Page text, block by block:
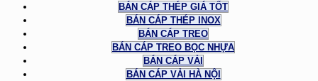
BÁN CÁP THÉP GIÁ TỐT
BÁN CÁP THÉP INOX
BÁN CÁP TREO
BÁN CÁP TREO BỌC NHỰA
BÁN CÁP VẢI
BÁN CÁP VẢI HÀ NỘI